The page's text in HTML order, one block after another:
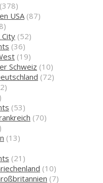
(378)
USA(87)
City (52)
(36)
(19)
Schweiz (10)
(72)
(53)
(70)
(13)
(21)
(10)
(7)